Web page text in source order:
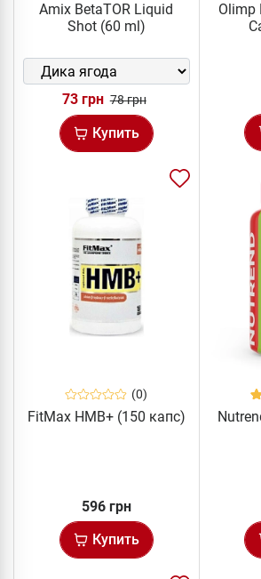
Amix BetaTOR Liquid
Shot (60 ml)
73 грн 78 грн
Купить
Olimp
(0)
FitMax HMB+ (150 капс)
596 грн
Купить